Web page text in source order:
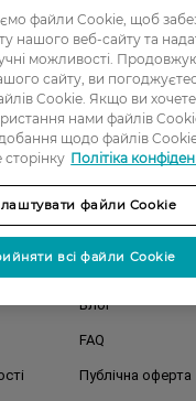
Волосся
Магазини
Подарункові
Блог
FAQ
Публічна оферта
файли Cookie, щоб
нашого веб-сайту та
можливості.
сайту, ви
Cookie. Якщо ви хочете
нами файлів
щодо файлів
сторінку Політіка
файли Cookie
всі файли Cookie